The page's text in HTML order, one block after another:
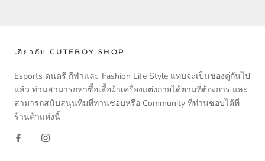
เกี่ยวกับ CUTEBOY SHOP
Esports ดนตรี กีฬาและ Fashion Life Style แทบจะเป็นของคู่กันไป
แล้ว ท่านสามารถหาซื้อเสื้อผ้าเครื่องแต่งกายได้ตามที่ต้องการ และ
สามารถสนับสนุนทีมที่ท่านชอบหรือ Community ที่ท่านชอบได้ที่
ร้านค้าแห่งนี้